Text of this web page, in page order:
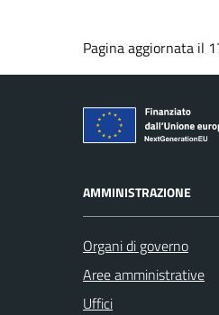
Pagina aggiornata il
AMMINISTRAZIONE
Organi di governo
Aree amministrative
Uffici